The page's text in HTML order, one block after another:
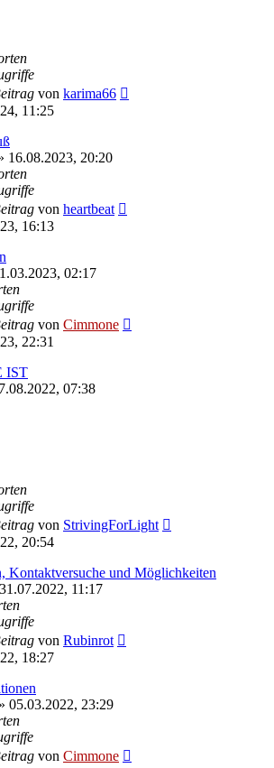
von karima66
11:25
16.08.2023, 20:20
von heartbeat
16:13
02:17
von Cimmone
22:31
IST
07:38
von StrivingForLight
20:54
Kontaktversuche und Möglichkeiten
11:17
von Rubinrot
18:27
» 05.03.2022, 23:29
von Cimmone